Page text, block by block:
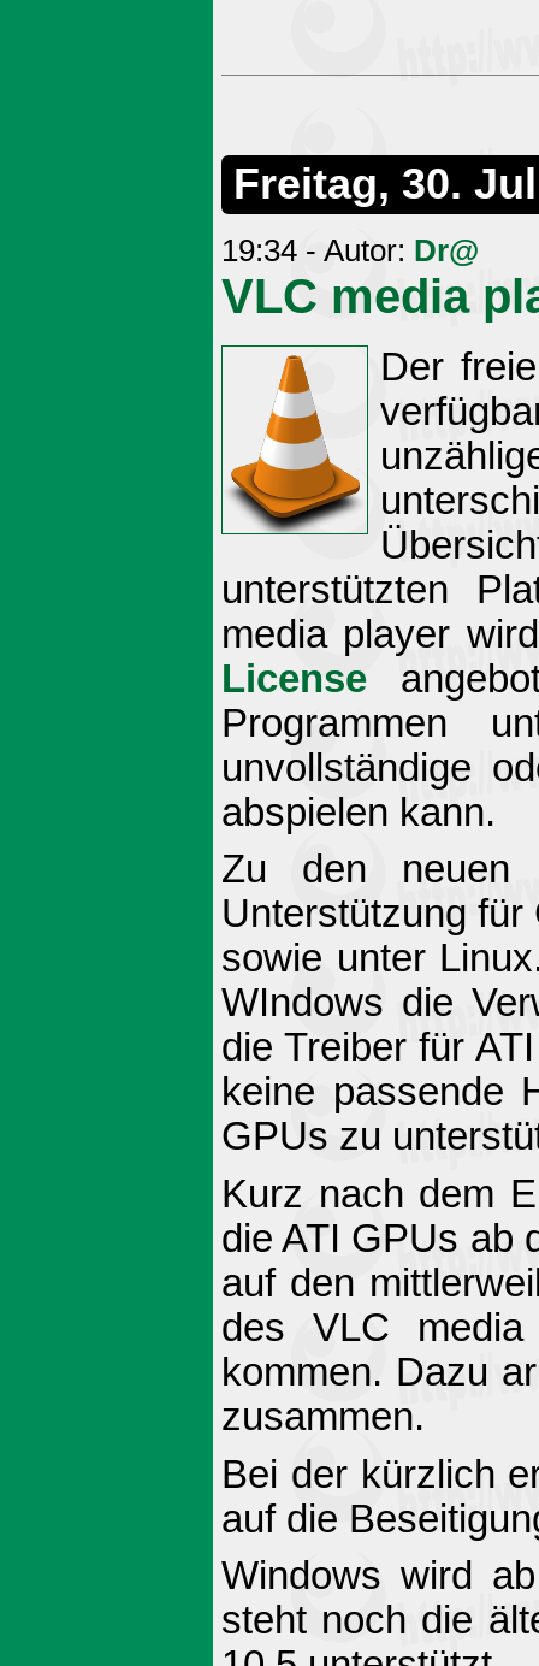
Freitag, 30.
19:34 - Autor: Dr@
VLC media
Der
unterstützten
media player
License
Programmen
unvollständige
abspielen kann.
Zu den
Unterstützung
sowie unter
WIndows die
die Treiber für
keine passende
GPUs zu
Kurz nach dem
die ATI GPUs ab
auf den
des VLC media
kommen. Dazu
zusammen.
Bei der kürzlich
auf die
Windows wird
steht noch die